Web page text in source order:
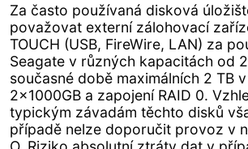
Za často používaná disková
považovat externí zálohovací
TOUCH (USB, FireWire, LAN) za
Seagate v různých kapacitách od
současné době maximálních 2 TB
2x1000GB a zapojení RAID 0.
typickým závadám těchto disků
případě nelze doporučit provoz v